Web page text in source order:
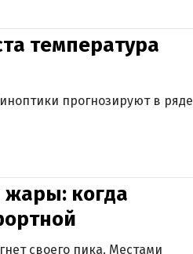
температура
прогнозируют в ряде
когда
своего пика. Местами